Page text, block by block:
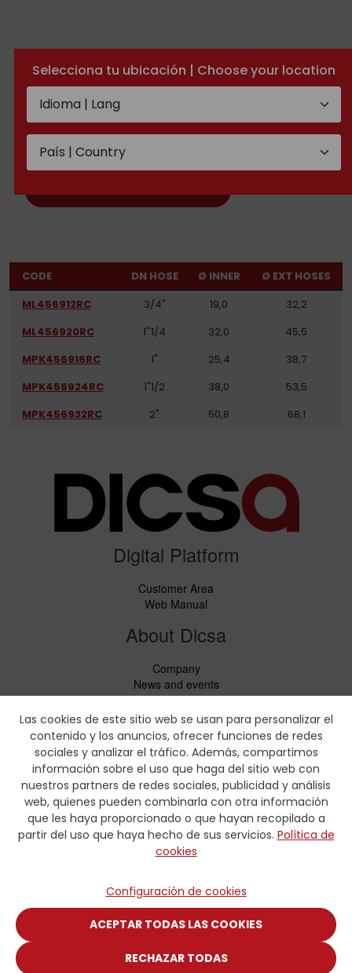
Selecciona tu ubicación | Choose your location
Las cookies de este sitio web se usan para personalizar el
contenido y los anuncios, ofrecer funciones de redes
sociales y analizar el tráfico. Además, compartimos
información sobre el uso que haga del sitio web con
nuestros partners de redes sociales, publicidad y análisis
web, quienes pueden combinarla con otra información
que les haya proporcionado o que hayan recopilado a
partir del uso que haya hecho de sus servicios. Política de
cookies
Configuración de cookies
ACEPTAR TODAS LAS COOKIES
RECHAZAR TODAS
EN 856 4SH hose Gold -
RockCover
TECHNICAL DOCUMENTATION
CODE DN HOSE Ø INNER
Ø EXT HOSES
ML456912RC
3/4" 19,0
32,2
ML456920RC
1''1/4 32,0
45,5
MPK456916RC
1" 25,4
38,7
MPK456924RC
1"1/2 38,0
53,5
MPK456932RC
2" 50,8 68,1
Digital Platform
Customer Area
Web Manual
About Dicsa
Company
News and events
Services
Code of Conduct
Social responsability
CbC Report
Downloads
Price lists and leaflets
Certificates
Crimping charts
Hydraulic Forms
Contact
Contact
© COPYRIGHT 2025 DISTRIBUIDORA INTERNACIONAL CARMEN,